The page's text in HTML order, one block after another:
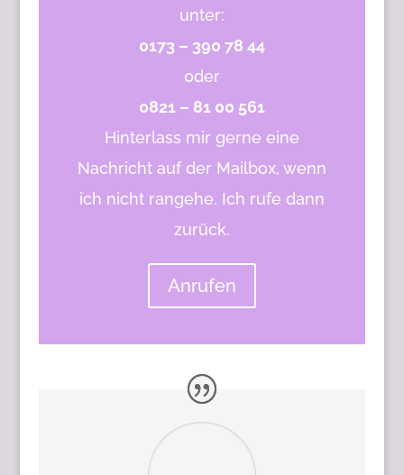
unter:
0173 – 390 78 44
0der
0821 – 81 00 561
Hinterlass mir gerne eine
Nachricht auf der Mailbox, wenn
ich nicht rangehe. Ich rufe dann
zurück.
Anrufen